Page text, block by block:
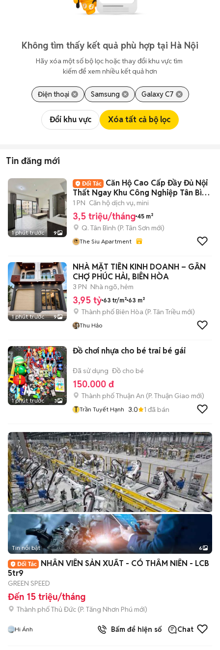
Không tìm thấy kết quả phù hợp tại Hà Nội
Hãy xóa một số bộ lọc hoặc thay đổi khu vực tìm
kiếm để xem nhiều kết quả hơn
Điện thoại Samsung Galaxy C7
Đổi khu vực Xóa tất cả bộ lọc
Tin đăng mới
1 phút trước 9
Căn Hộ Cao Cấp Đầy Đủ Nội
Thất Ngay Khu Công Nghiệp Tân Bình
- Etown
1 PN Căn hộ dịch vụ, mini
3,5 triệu/tháng 45 m²
Q. Tân Bình (P. Tân Sơn mới)
The Siu Apartment
1 phút trước 9
NHÀ MẶT TIỀN KINH DOANH – GẦN
CHỢ PHÚC HẢI, BIÊN HÒA
3 PN Nhà ngõ, hẻm
3,95 tỷ 63 tr/m² 63 m²
Thành phố Biên Hòa (P. Tân Triều mới)
Thu Hảo
1 phút trước 3
Đồ chơi nhựa cho bé trai bé gái
Đã sử dụng Đồ cho bé
150.000 đ
Thành phố Thuận An (P. Thuận Giao mới)
T Trần Tuyết Hạnh 3.0 1 đã bán
+2
Tin nổi bật 6
NHÂN VIÊN SẢN XUẤT - CÓ THÂM NIÊN - LCB
5tr9
GREEN SPEED
Đến 15 triệu/tháng
Thành phố Thủ Đức (P. Tăng Nhơn Phú mới)
Hi Ánh Bấm để hiện số Chat